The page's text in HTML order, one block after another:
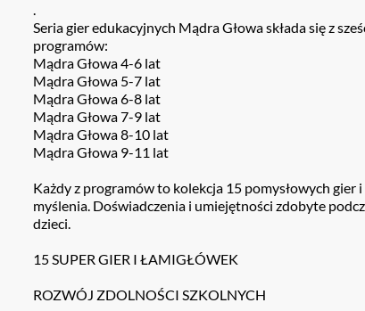
.
Seria gier edukacyjnych Mądra Głowa składa się z
programów:
Mądra Głowa 4-6 lat
Mądra Głowa 5-7 lat
Mądra Głowa 6-8 lat
Mądra Głowa 7-9 lat
Mądra Głowa 8-10 lat
Mądra Głowa 9-11 lat
Każdy z programów to kolekcja 15 pomysłowych
myślenia. Doświadczenia i umiejętności zdobyte
dzieci.
15 SUPER GIER I ŁAMIGŁÓWEK
ROZWÓJ ZDOLNOŚCI SZKOLNYCH